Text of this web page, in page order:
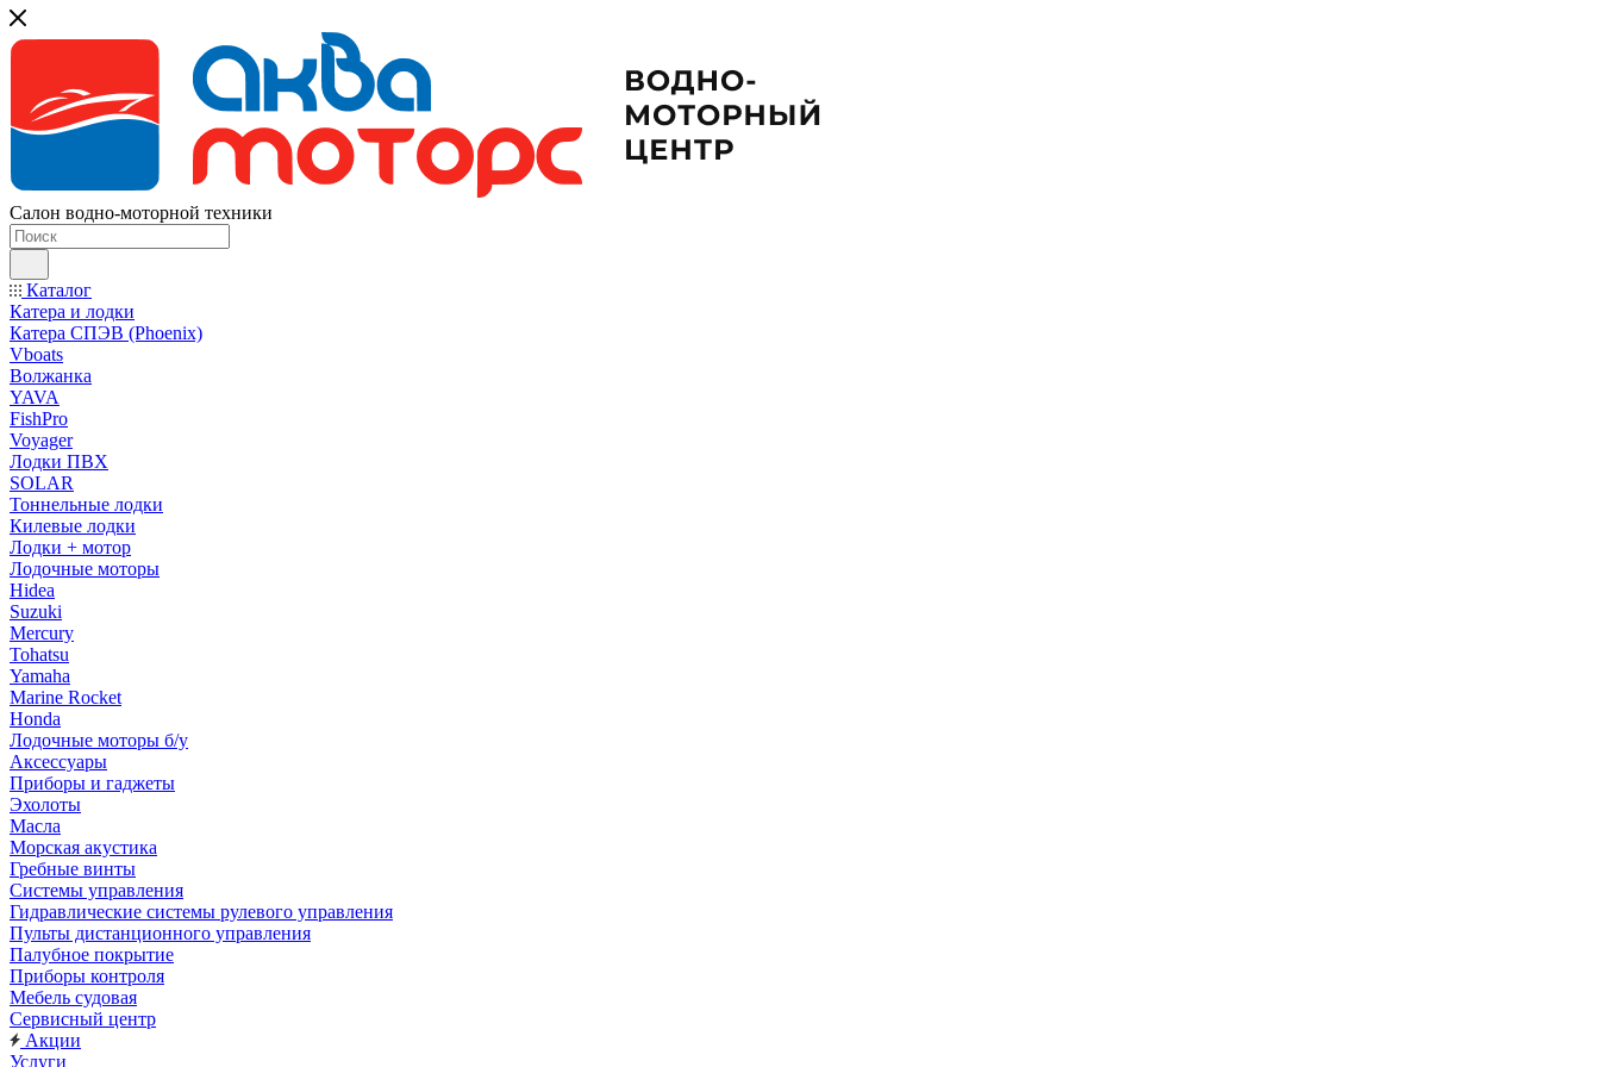
Салон водно-моторной техники
Каталог
Катера и лодки
Катера СПЭВ (Phoenix)
Vboats
Волжанка
YAVA
FishPro
Voyager
Лодки ПВХ
SOLAR
Тоннельные лодки
Килевые лодки
Лодки + мотор
Лодочные моторы
Hidea
Suzuki
Mercury
Tohatsu
Yamaha
Marine Rocket
Honda
Лодочные моторы б/у
Аксессуары
Приборы и гаджеты
Эхолоты
Масла
Морская акустика
Гребные винты
Системы управления
Гидравлические системы рулевого управления
Пульты дистанционного управления
Палубное покрытие
Приборы контроля
Мебель судовая
Сервисный центр
Акции
Услуги